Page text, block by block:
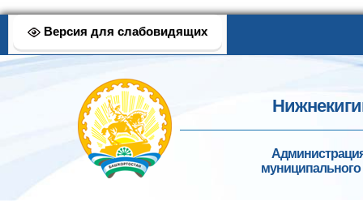
Версия для слабовидящих
муниципального